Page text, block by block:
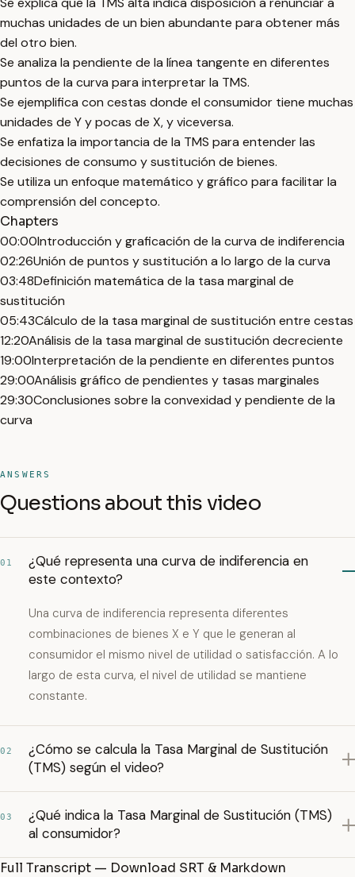
muchas unidades de un bien abundante para obtener más
del otro bien.
Se analiza la pendiente de la línea tangente en diferentes
puntos de la curva para interpretar la TMS.
Se ejemplifica con cestas donde el consumidor tiene muchas
unidades de Y y pocas de X, y viceversa.
Se enfatiza la importancia de la TMS para entender las
decisiones de consumo y sustitución de bienes.
Se utiliza un enfoque matemático y gráfico para facilitar la
comprensión del concepto.
Chapters
00:00Introducción y graficación de la curva de indiferencia
02:26Unión de puntos y sustitución a lo largo de la curva
03:48Definición matemática de la tasa marginal de
sustitución
05:43Cálculo de la tasa marginal de sustitución entre cestas
12:20Análisis de la tasa marginal de sustitución decreciente
19:00Interpretación de la pendiente en diferentes puntos
29:00Análisis gráfico de pendientes y tasas marginales
29:30Conclusiones sobre la convexidad y pendiente de la
curva
ANSWERS
Questions about this video
01
¿Qué representa una curva de indiferencia en
este contexto?
Una curva de indiferencia representa diferentes
combinaciones de bienes X e Y que le generan al
consumidor el mismo nivel de utilidad o satisfacción. A lo
largo de esta curva, el nivel de utilidad se mantiene
constante.
02
¿Cómo se calcula la Tasa Marginal de Sustitución
(TMS) según el video?
03
¿Qué indica la Tasa Marginal de Sustitución (TMS)
al consumidor?
Full Transcript — Download SRT & Markdown